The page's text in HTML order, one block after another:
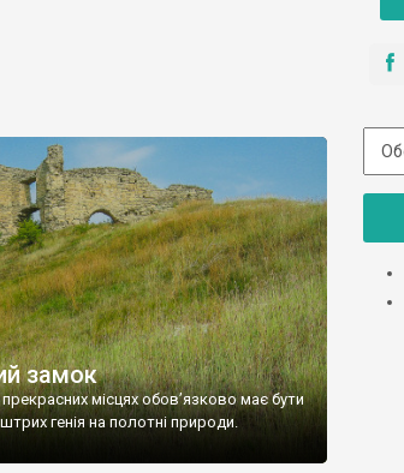
замок
місцях обов’язково має бути
генія на полотні природи.